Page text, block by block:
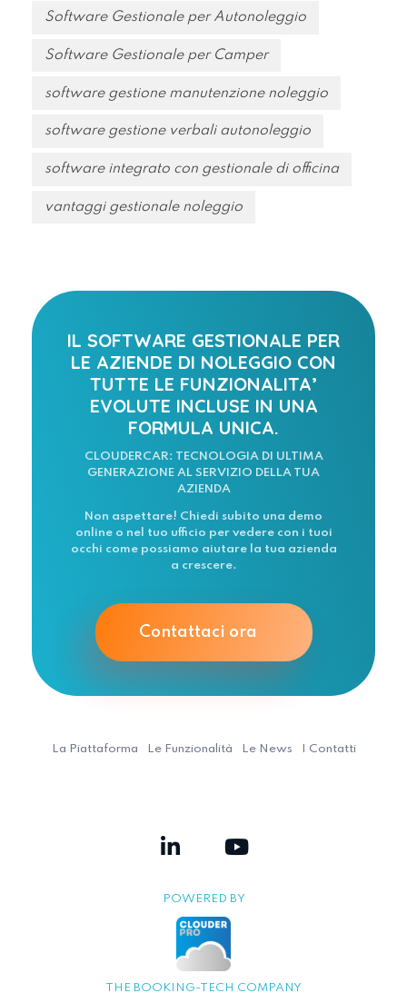
Software Gestionale per Autonoleggio
Software Gestionale per Camper
software gestione manutenzione noleggio
software gestione verbali autonoleggio
software integrato con gestionale di officina
vantaggi gestionale noleggio
IL SOFTWARE GESTIONALE PER
LE AZIENDE DI NOLEGGIO CON
TUTTE LE FUNZIONALITA’
EVOLUTE INCLUSE IN UNA
FORMULA UNICA.
CLOUDERCAR: TECNOLOGIA DI ULTIMA
GENERAZIONE AL SERVIZIO DELLA TUA
AZIENDA
Non aspettare! Chiedi subito una demo
online o nel tuo ufficio per vedere con i tuoi
occhi come possiamo aiutare la tua azienda
a crescere.
Contattaci ora
La Piattaforma Le Funzionalità Le News I Contatti
POWERED BY
THE BOOKING-TECH COMPANY